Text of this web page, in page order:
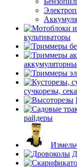
культиваторы
сучкорезы,
райдеры